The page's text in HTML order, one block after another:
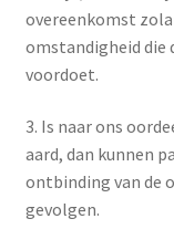
overeenkomst
omstandigheid die
voordoet.
3. Is naar ons
aard, dan kunnen
ontbinding van de
gevolgen.